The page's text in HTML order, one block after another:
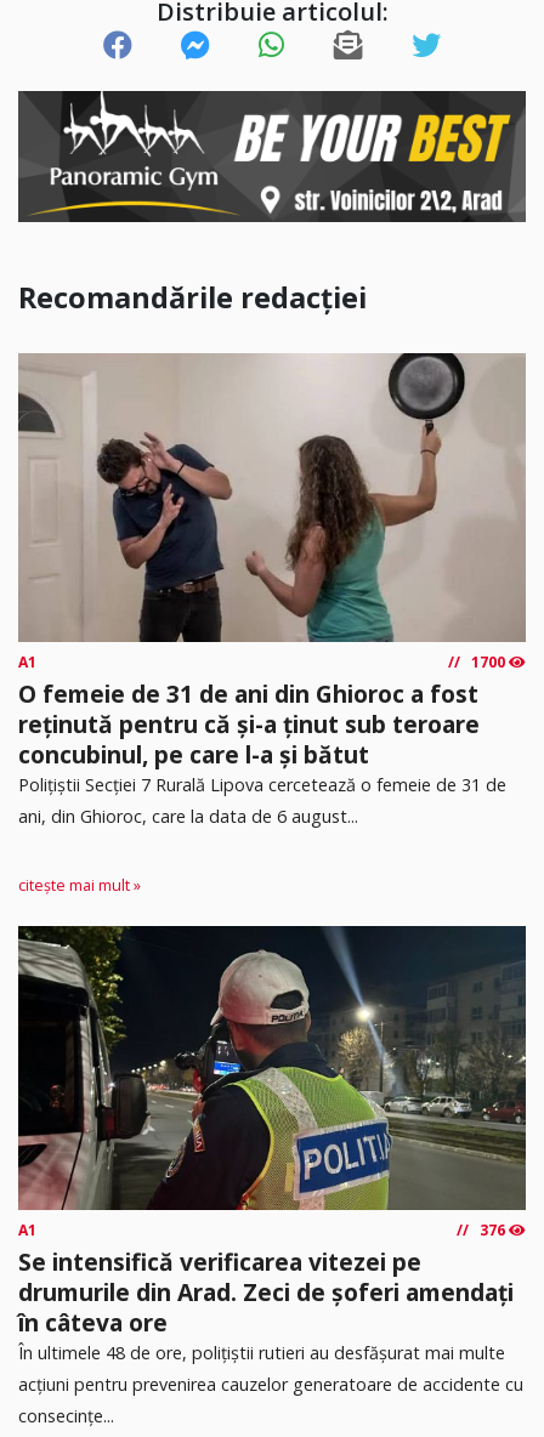
Distribuie articolul:
Recomandările redacției
A1 1700
O femeie de 31 de ani din Ghioroc a fost
reținută pentru că și-a ținut sub teroare
concubinul, pe care l-a și bătut
​Polițiștii Secției 7 Rurală Lipova cercetează o femeie de 31 de
ani, din Ghioroc, care la data de 6 august...
citește mai mult »
A1 376
Se intensifică verificarea vitezei pe
drumurile din Arad. Zeci de șoferi amendați
în câteva ore
În ultimele 48 de ore, polițiștii rutieri au desfășurat mai multe
acțiuni pentru prevenirea cauzelor generatoare de accidente cu
consecințe...